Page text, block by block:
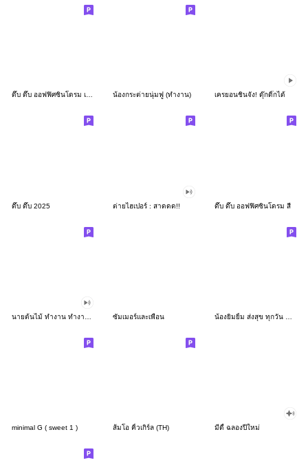
ดึ๊บ ดึ๊บ ออฟฟิศซินโดรม เก้า น้องกระต่ายนุ่มฟู (ทำงาน) เครยอนชินจัง! ดุ๊กดิ๊กได้
ดึ๊บ ดึ๊บ 2025 ต่ายไฮเปอร์ : สาดดด!! ดึ๊บ ดึ๊บ ออฟฟิศซินโดรม สี่
ซัมเมอร์และเพื่อน
minimal G ( sweet 1 ) ส้มโอ คิ้วเกิร์ล (TH) มีดี้ ฉลองปีใหม่